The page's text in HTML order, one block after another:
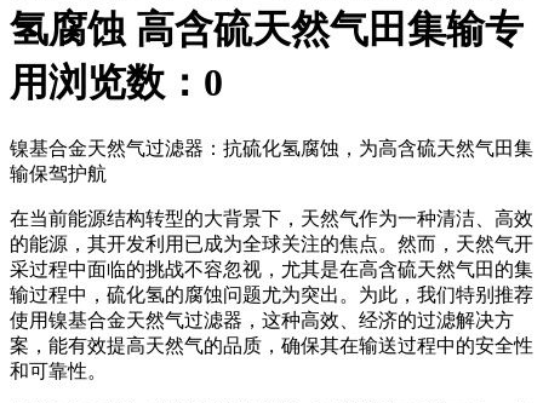
氢腐蚀 高含硫天然气田集输专
用浏览数： 0
镍基合金天然气过滤器：抗硫化氢腐蚀，为高含硫天然气田集
输保驾护航
在当前能源结构转型的大背景下，天然气作为一种清洁、高效
的能源，其开发利用已成为全球关注的焦点。然而，天然气开
采过程中面临的挑战不容忽视，尤其是在高含硫天然气田的集
输过程中，硫化氢的腐蚀问题尤为突出。为此，我们特别推荐
使用镍基合金天然气过滤器，这种高效、经济的过滤解决方
案，能有效提高天然气的品质，确保其在输送过程中的安全性
和可靠性。